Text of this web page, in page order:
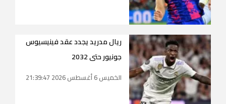
ريال مدريد يجدد عقد فينيسيوس
جونيور حتى 2032
الخميس 6 أغسطس 2026 21:39:47